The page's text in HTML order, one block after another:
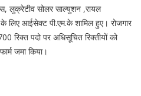
लुक्रेटीव सोलर साल्युशन ,रायल
लिए आईसेक्ट पी.एम.के शामिल हुए। रोजगार
रिक्त पदो पर अधिसूचित रिक्तीयों को
जमा किया।